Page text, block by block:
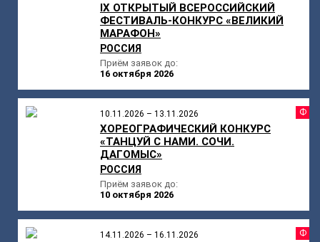
IX ОТКРЫТЫЙ ВСЕРОССИЙСКИЙ
ФЕСТИВАЛЬ-КОНКУРС «ВЕЛИКИЙ
МАРАФОН»
РОССИЯ
Приём заявок до:
16 октября 2026
10.11.2026 – 13.11.2026
ХОРЕОГРАФИЧЕСКИЙ КОНКУРС
«ТАНЦУЙ С НАМИ. СОЧИ.
ДАГОМЫС»
РОССИЯ
Приём заявок до:
10 октября 2026
14.11.2026 – 16.11.2026